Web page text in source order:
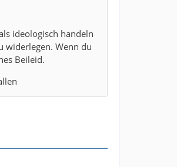
ideologisch handeln
widerlegen. Wenn du
Beileid.